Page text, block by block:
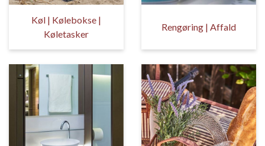
Køl | Kølebokse |
Køletasker
Rengøring | Affald